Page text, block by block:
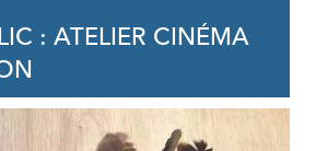
: ATELIER CINÉMA